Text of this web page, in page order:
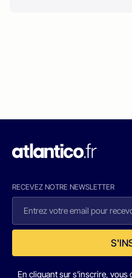
RECEVEZ NOTRE NEWSLETTER
En cliquant sur s'inscrire, vous